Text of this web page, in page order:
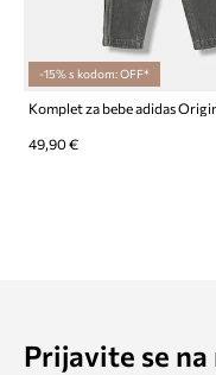
-15% s kodom: OFF*
Komplet za bebe adidas
49,90 €
Prijavite se